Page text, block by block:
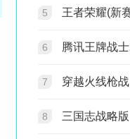
5
6
7
8